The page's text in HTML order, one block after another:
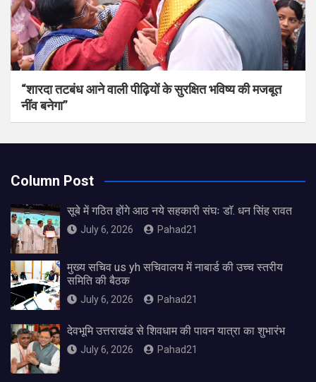
“शारदा तटबंध आने वाली पीढ़ियों के सुरक्षित भविष्य की मजबूत
नींव बनेगा”
Column Post
सूबे में गठित होंगे आठ नये सहकारी संघः डाॅ. धन सिंह रावत
July 6, 2026 Pahad21
मुख्य सचिव us yh सचिवालय में नाबार्ड की उच्च स्तरीय
समिति की बैठक
July 6, 2026 Pahad21
देवभूमि उत्तराखंड से शिवधाम की पावन यात्रा का शुभारंभ
July 6, 2026 Pahad21